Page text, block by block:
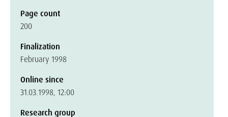
Page count
200
Finalization
February 1998
Online since
31.03.1998, 12:00
Research group